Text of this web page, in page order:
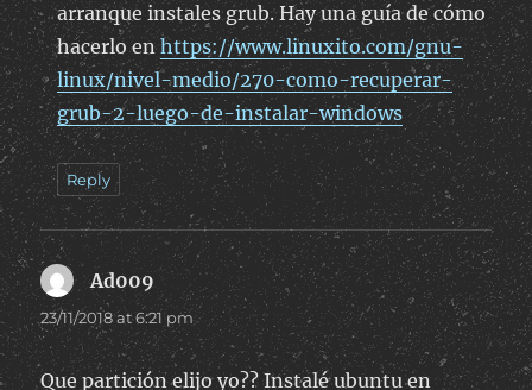
arranque instales grub. Hay una guía de cómo
hacerlo enhttps://www.linuxito.com/gnu-
linux/nivel-medio/270-como-recuperar-
grub-2-luego-de-instalar-windows
Reply
Ad009 says:
23/11/2018 at 6:21 pm
Que partición elijo yo?? Instalé ubuntu en